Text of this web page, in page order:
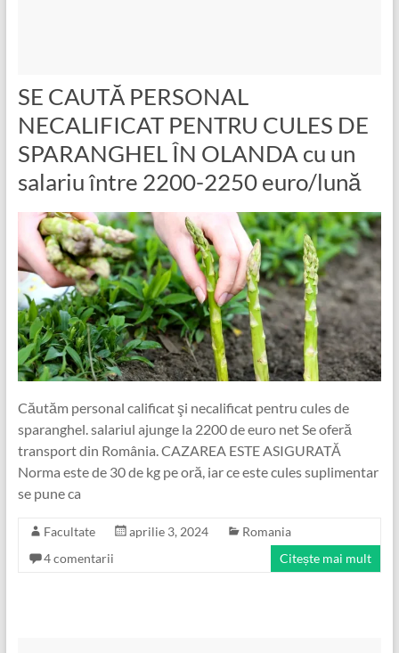
SE CAUTĂ PERSONAL
NECALIFICAT PENTRU CULES DE
SPARANGHEL ÎN OLANDA cu un
salariu între 2200-2250 euro/lună
Căutăm personal calificat şi necalificat pentru cules de
sparanghel. salariul ajunge la 2200 de euro net Se oferă
transport din România. CAZAREA ESTE ASIGURATĂ
Norma este de 30 de kg pe oră, iar ce este cules suplimentar
se pune ca
Facultate aprilie 3, 2024
Romania
4 comentarii
Citește mai mult